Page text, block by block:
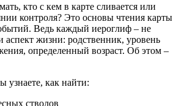
кто с кем в карте сливается или
контроля? Это основы чтения карты
Ведь каждый иероглиф – не
аспект жизни: родственник, уровень
определенный возраст. Об этом –
узнаете, как найти:
стволов